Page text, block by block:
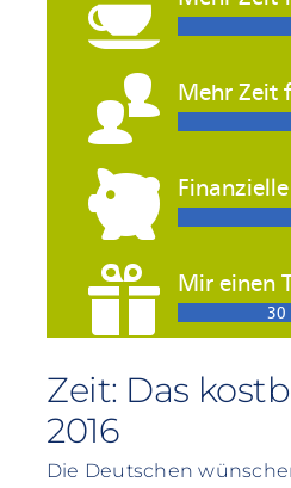
Zeit: Das
2016
Die Deutschen